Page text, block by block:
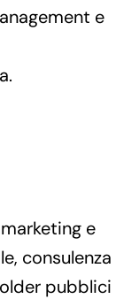
e
e
consulenza
pubblici